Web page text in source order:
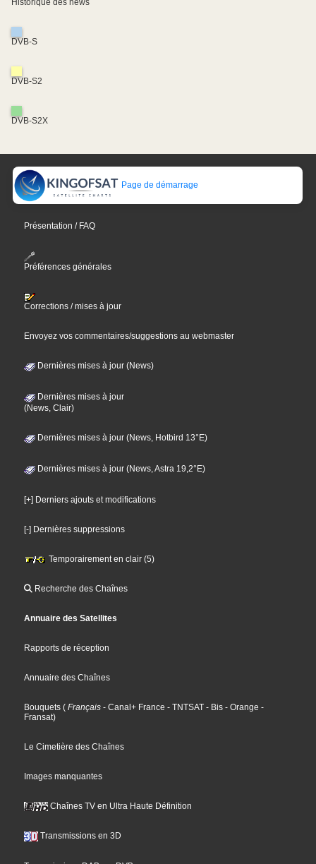
Historique des news
DVB-S
DVB-S2
DVB-S2X
Page de démarrage
Présentation / FAQ
Préférences générales
Corrections / mises à jour
Envoyez vos commentaires/suggestions au webmaster
Dernières mises à jour (News)
Dernières mises à jour
(News, Clair)
Dernières mises à jour (News, Hotbird 13°E)
Dernières mises à jour (News, Astra 19,2°E)
[+] Derniers ajouts et modifications
[-] Dernières suppressions
Temporairement en clair (5)
Recherche des Chaînes
Annuaire des Satellites
Rapports de réception
Annuaire des Chaînes
Bouquets ( Français - Canal+ France - TNTSAT - Bis - Orange -
Fransat)
Le Cimetière des Chaînes
Images manquantes
Chaînes TV en Ultra Haute Définition
Transmissions en 3D